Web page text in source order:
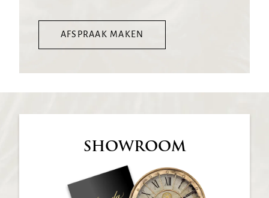
AFSPRAAK MAKEN
SHOWROOM